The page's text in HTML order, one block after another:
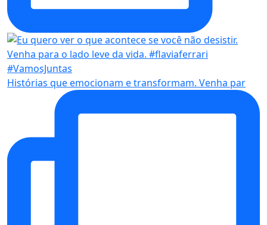
Histórias que emocionam e transformam. Venha par